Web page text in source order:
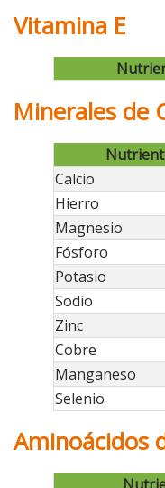
Vitamina E
Minerales de
Calcio
Hierro
Magnesio
Fósforo
Potasio
Sodio
Zinc
Cobre
Manganeso
Selenio
Aminoácidos